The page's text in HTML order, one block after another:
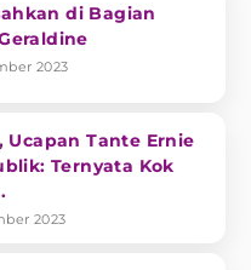
di Bagian
2023
Tante Ernie
Ternyata Kok
2023